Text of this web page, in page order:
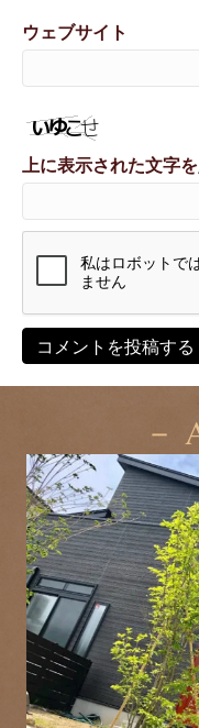
ウェブサイト
上に表示された文字
－